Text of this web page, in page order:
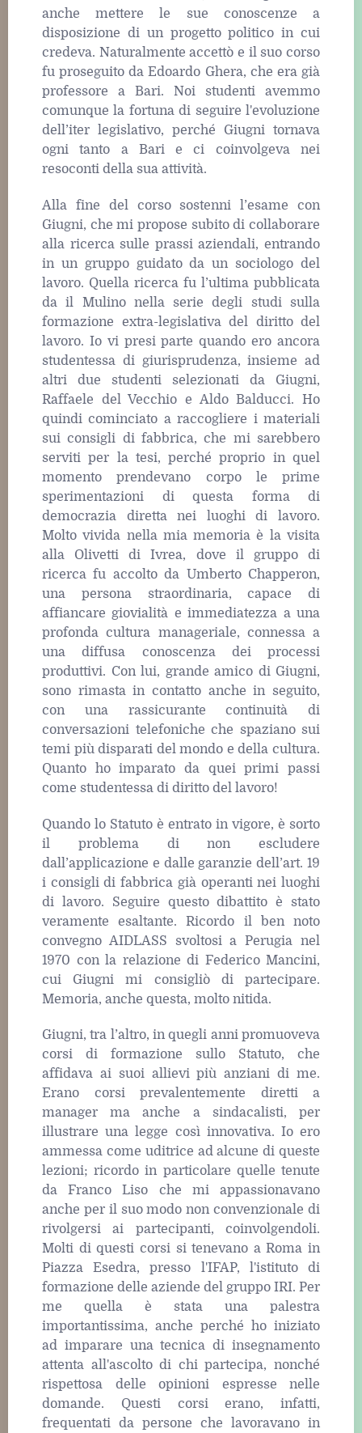
anche mettere le sue conoscenze a
disposizione di un progetto politico in cui
credeva. Naturalmente accettò e il suo corso
fu proseguito da Edoardo Ghera, che era già
professore a Bari. Noi studenti avemmo
comunque la fortuna di seguire l'evoluzione
dell’iter legislativo, perché Giugni tornava
ogni tanto a Bari e ci coinvolgeva nei
resoconti della sua attività.
Alla fine del corso sostenni l’esame con
Giugni, che mi propose subito di collaborare
alla ricerca sulle prassi aziendali, entrando
in un gruppo guidato da un sociologo del
lavoro. Quella ricerca fu l’ultima pubblicata
da il Mulino nella serie degli studi sulla
formazione extra-legislativa del diritto del
lavoro. Io vi presi parte quando ero ancora
studentessa di giurisprudenza, insieme ad
altri due studenti selezionati da Giugni,
Raffaele del Vecchio e Aldo Balducci. Ho
quindi cominciato a raccogliere i materiali
sui consigli di fabbrica, che mi sarebbero
serviti per la tesi, perché proprio in quel
momento prendevano corpo le prime
sperimentazioni di questa forma di
democrazia diretta nei luoghi di lavoro.
Molto vivida nella mia memoria è la visita
alla Olivetti di Ivrea, dove il gruppo di
ricerca fu accolto da Umberto Chapperon,
una persona straordinaria, capace di
affiancare giovialità e immediatezza a una
profonda cultura manageriale, connessa a
una diffusa conoscenza dei processi
produttivi. Con lui, grande amico di Giugni,
sono rimasta in contatto anche in seguito,
con una rassicurante continuità di
conversazioni telefoniche che spaziano sui
temi più disparati del mondo e della cultura.
Quanto ho imparato da quei primi passi
come studentessa di diritto del lavoro!
Quando lo Statuto è entrato in vigore, è sorto
il problema di non escludere
dall’applicazione e dalle garanzie dell’art. 19
i consigli di fabbrica già operanti nei luoghi
di lavoro. Seguire questo dibattito è stato
veramente esaltante. Ricordo il ben noto
convegno AIDLASS svoltosi a Perugia nel
1970 con la relazione di Federico Mancini,
cui Giugni mi consigliò di partecipare.
Memoria, anche questa, molto nitida.
Giugni, tra l’altro, in quegli anni promuoveva
corsi di formazione sullo Statuto, che
affidava ai suoi allievi più anziani di me.
Erano corsi prevalentemente diretti a
manager ma anche a sindacalisti, per
illustrare una legge così innovativa. Io ero
ammessa come uditrice ad alcune di queste
lezioni; ricordo in particolare quelle tenute
da Franco Liso che mi appassionavano
anche per il suo modo non convenzionale di
rivolgersi ai partecipanti, coinvolgendoli.
Molti di questi corsi si tenevano a Roma in
Piazza Esedra, presso l'IFAP, l'istituto di
formazione delle aziende del gruppo IRI. Per
me quella è stata una palestra
importantissima, anche perché ho iniziato
ad imparare una tecnica di insegnamento
attenta all'ascolto di chi partecipa, nonché
rispettosa delle opinioni espresse nelle
domande. Questi corsi erano, infatti,
frequentati da persone che lavoravano in